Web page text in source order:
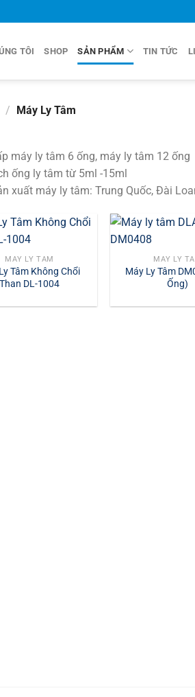
TÔI SHOP SẢN PHẨM TIN TỨC
/ Máy Ly Tâm
máy ly tâm 6 ống, máy ly tâm 12 ống
ống ly tâm từ 5ml -15ml
xuất máy ly tâm: Trung Quốc, Đài
MÁY LY TÂM
Tâm Không Chổi
Than DL-1004
MÁY LY
Máy Ly Tâm
Ống)